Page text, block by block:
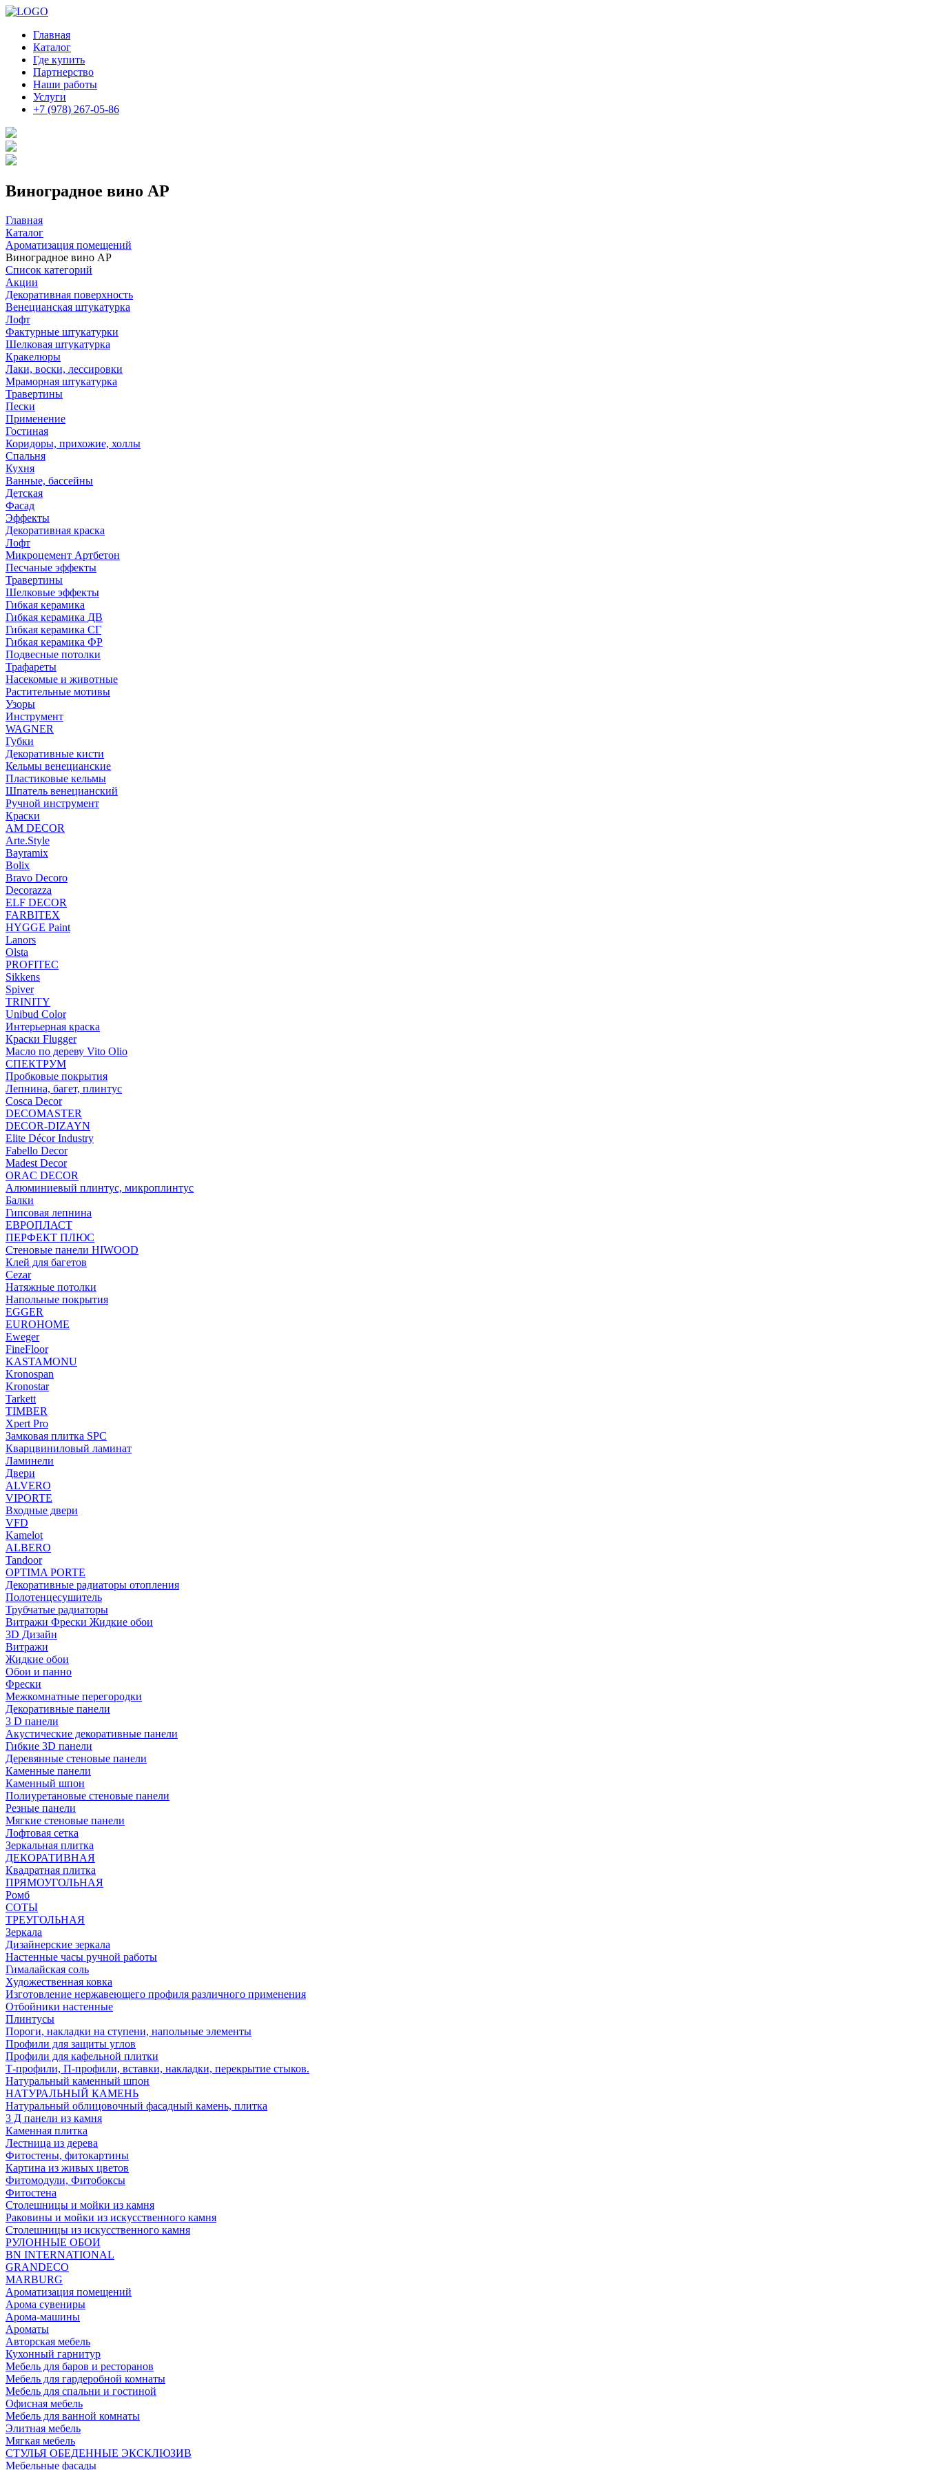
Главная
Каталог
Где купить
Партнерство
Наши работы
Услуги
+7 (978) 267-05-86
Виноградное вино АР
Главная
Каталог
Ароматизация помещений
Виноградное вино АР
Список категорий
Акции
Декоративная поверхность
Венецианская штукатурка
Лофт
Фактурные штукатурки
Шелковая штукатурка
Кракелюры
Лаки, воски, лессировки
Мраморная штукатурка
Травертины
Пески
Применение
Гостиная
Коридоры, прихожие, холлы
Спальня
Кухня
Ванные, бассейны
Детская
Фасад
Эффекты
Декоративная краска
Лофт
Микроцемент Артбетон
Песчаные эффекты
Травертины
Шелковые эффекты
Гибкая керамика
Гибкая керамика ДВ
Гибкая керамика СГ
Гибкая керамика ФР
Подвесные потолки
Трафареты
Насекомые и животные
Растительные мотивы
Узоры
Инструмент
WAGNER
Губки
Декоративные кисти
Кельмы венецианские
Пластиковые кельмы
Шпатель венецианский
Ручной инструмент
Краски
AM DECOR
Arte.Style
Bayramix
Bolix
Bravo Decoro
Decorazza
ELF DECOR
FARBITEX
HYGGE Paint
Lanors
Olsta
PROFITEC
Sikkens
Spiver
TRINITY
Unibud Color
Интерьерная краска
Краски Flugger
Масло по дереву Vito Olio
СПЕКТРУМ
Пробковые покрытия
Лепнина, багет, плинтус
Cosca Decor
DECOMASTER
DECOR-DIZAYN
Elite Décor Industry
Fabello Decor
Madest Decor
ORAC DECOR
Алюминиевый плинтус, микроплинтус
Балки
Гипсовая лепнина
ЕВРОПЛАСТ
ПЕРФЕКТ ПЛЮС
Стеновые панели HIWOOD
Клей для багетов
Cezar
Натяжные потолки
Напольные покрытия
EGGER
EUROHOME
Eweger
FineFloor
KASTAMONU
Kronospan
Kronostar
Tarkett
TIMBER
Xpert Pro
Замковая плитка SPC
Кварцвиниловый ламинат
Ламинели
Двери
ALVERO
VIPORTE
Входные двери
VFD
Kamelot
ALBERO
Tandoor
OPTIMA PORTE
Декоративные радиаторы отопления
Полотенцесушитель
Трубчатые радиаторы
Витражи Фрески Жидкие обои
3D Дизайн
Витражи
Жидкие обои
Обои и панно
Фрески
Межкомнатные перегородки
Декоративные панели
3 D панели
Акустические декоративные панели
Гибкие 3D панели
Деревянные стеновые панели
Каменные панели
Каменный шпон
Полиуретановые стеновые панели
Резные панели
Мягкие стеновые панели
Лофтовая сетка
Зеркальная плитка
ДЕКОРАТИВНАЯ
Квадратная плитка
ПРЯМОУГОЛЬНАЯ
Ромб
СОТЫ
ТРЕУГОЛЬНАЯ
Зеркала
Дизайнерские зеркала
Настенные часы ручной работы
Гималайская соль
Художественная ковка
Изготовление нержавеющего профиля различного применения
Отбойники настенные
Плинтусы
Пороги, накладки на ступени, напольные элементы
Профили для защиты углов
Профили для кафельной плитки
Т-профили, П-профили, вставки, накладки, перекрытие стыков.
Натуральный каменный шпон
НАТУРАЛЬНЫЙ КАМЕНЬ
Натуральный облицовочный фасадный камень, плитка
3 Д панели из камня
Каменная плитка
Лестница из дерева
Фитостены, фитокартины
Картина из живых цветов
Фитомодули, Фитобоксы
Фитостена
Столешницы и мойки из камня
Раковины и мойки из искусственного камня
Столешницы из искусственного камня
РУЛОННЫЕ ОБОИ
BN INTERNATIONAL
GRANDECO
MARBURG
Ароматизация помещений
Арома сувениры
Арома-машины
Ароматы
Авторская мебель
Кухонный гарнитур
Мебель для баров и ресторанов
Мебель для гардеробной комнаты
Мебель для спальни и гостиной
Офисная мебель
Мебель для ванной комнаты
Элитная мебель
Мягкая мебель
СТУЛЬЯ ОБЕДЕННЫЕ ЭКСКЛЮЗИВ
Мебельные фасады